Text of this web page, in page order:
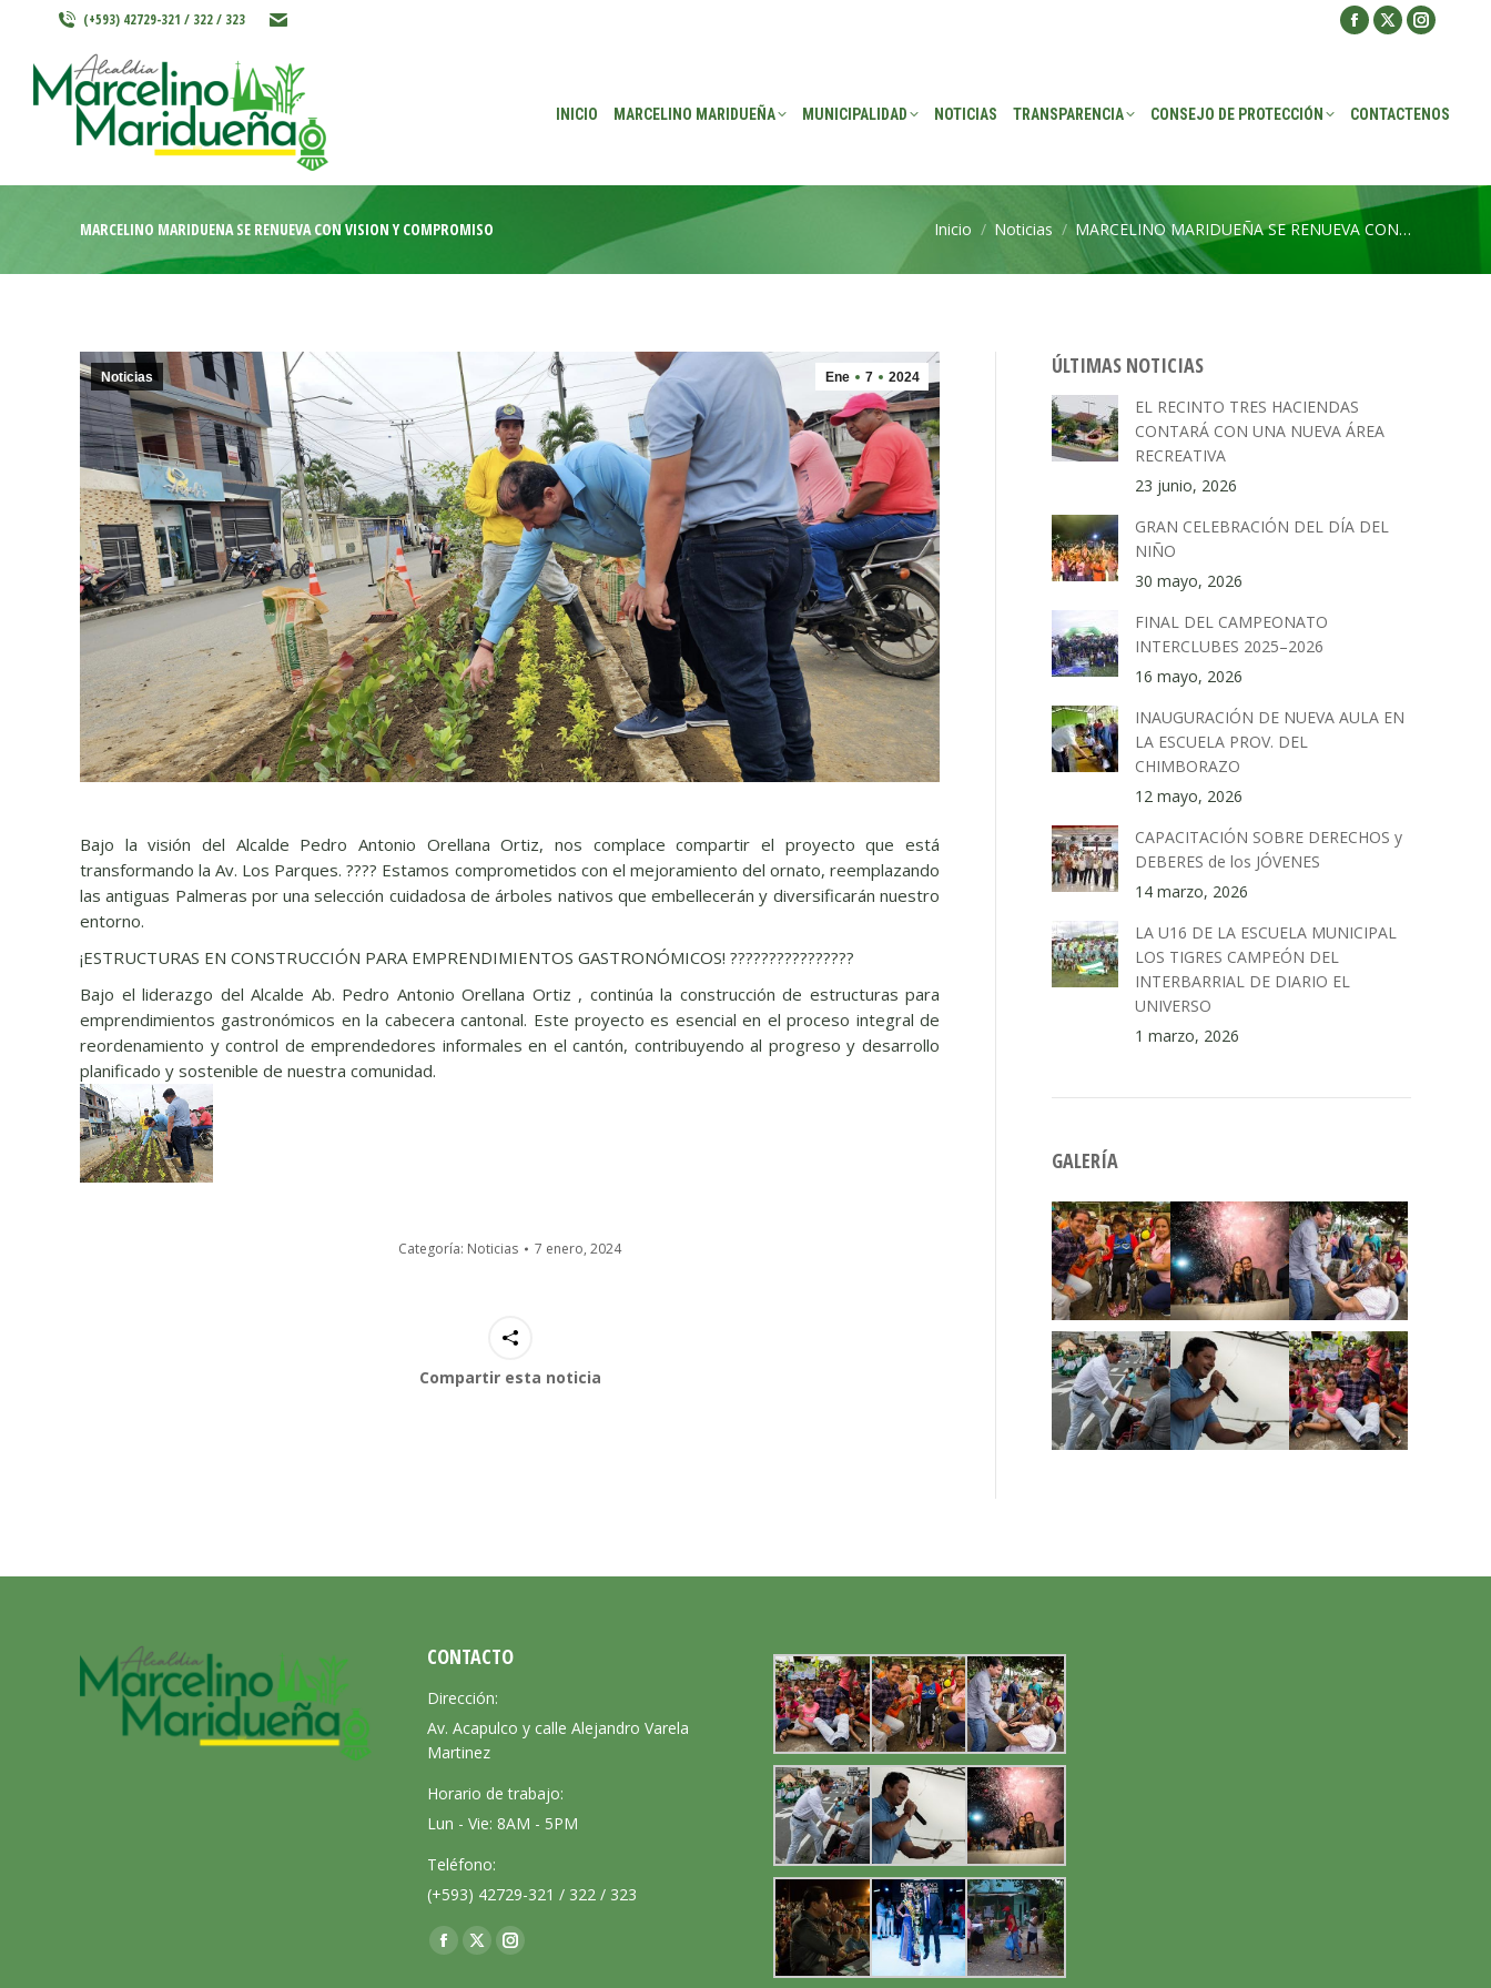
(+593) 42729-321 / 322 / 323
Facebook
in
X
in
in
INICIO MARCELINO MARIDUEÑA MUNICIPALIDAD NOTICIAS TRANSPARENCIA CONSEJO DE PROTECCIÓN CONTACTENOS
MARCELINO MARIDUEÑA SE RENUEVA CON VISIÓN Y COMPROMISO Estás aquí:
Inicio Noticias MARCELINO MARIDUEÑA SE RENUEVA CON…
Ene 7 2024
Noticias
Bajo la visión del Alcalde Pedro Antonio Orellana Ortiz, nos complace compartir el proyecto que está
transformando la Av. Los Parques. ???? Estamos comprometidos con el mejoramiento del ornato, reemplazando
las antiguas Palmeras por una selección cuidadosa de árboles nativos que embellecerán y diversificarán nuestro
entorno.
¡ESTRUCTURAS EN CONSTRUCCIÓN PARA EMPRENDIMIENTOS GASTRONÓMICOS! ????????????????
Bajo el liderazgo del Alcalde Ab. Pedro Antonio Orellana Ortiz , continúa la construcción de estructuras para
emprendimientos gastronómicos en la cabecera cantonal. Este proyecto es esencial en el proceso integral de
reordenamiento y control de emprendedores informales en el cantón, contribuyendo al progreso y desarrollo
planificado y sostenible de nuestra comunidad.
Categoría: Noticias 7 enero, 2024
Compartir esta noticia
ÚLTIMAS NOTICIAS
EL RECINTO TRES HACIENDAS
CONTARÁ CON UNA NUEVA ÁREA
RECREATIVA
23 junio, 2026
GRAN CELEBRACIÓN DEL DÍA DEL
NIÑO
30 mayo, 2026
FINAL DEL CAMPEONATO
INTERCLUBES 2025–2026
16 mayo, 2026
INAUGURACIÓN DE NUEVA AULA EN
LA ESCUELA PROV. DEL
CHIMBORAZO
12 mayo, 2026
CAPACITACIÓN SOBRE DERECHOS y
DEBERES de los JÓVENES
14 marzo, 2026
LA U16 DE LA ESCUELA MUNICIPAL
LOS TIGRES CAMPEÓN DEL
INTERBARRIAL DE DIARIO EL
UNIVERSO
1 marzo, 2026
GALERÍA
CONTACTO
Dirección:
Av. Acapulco y calle Alejandro Varela
Martinez
Horario de trabajo:
Lun - Vie: 8AM - 5PM
Teléfono:
(+593) 42729-321 / 322 / 323
Encuéntranos en:
Facebook
X
Instagram